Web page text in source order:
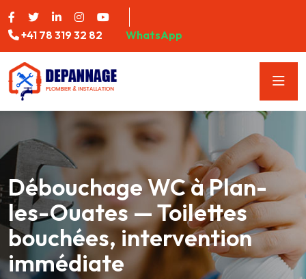
+41 78 319 32 82 WhatsApp
Débouchage WC à Plan-
les-Ouates — Toilettes
bouchées, intervention
immédiate